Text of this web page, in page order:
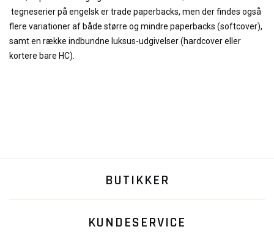
tegneserier på engelsk er trade paperbacks, men der findes også
flere variationer af både større og mindre paperbacks (softcover),
samt en række indbundne luksus-udgivelser (hardcover eller
kortere bare HC).
BUTIKKER
KUNDESERVICE